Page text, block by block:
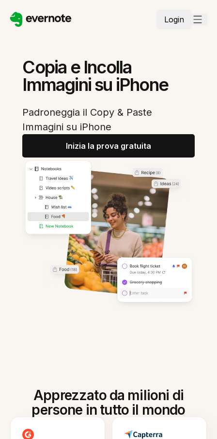
Login
Copia e Incolla
Immagini su iPhone
Padroneggia il Copy & Paste
Immagini su iPhone
Inizia la prova gratuita
Apprezzato da milioni di
persone in tutto il mondo